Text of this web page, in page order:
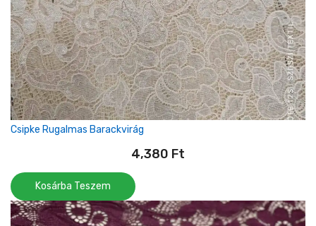
Csipke Rugalmas Barackvirág
4,380 Ft
Kosárba Teszem